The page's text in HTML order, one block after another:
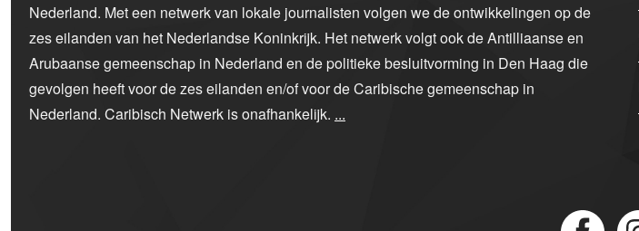
Nederland. Met een netwerk van lokale journalisten volgen we de ontwikkelingen op de
zes eilanden van het Nederlandse Koninkrijk. Het netwerk volgt ook de Antilliaanse en
Arubaanse gemeenschap in Nederland en de politieke besluitvorming in Den Haag die
gevolgen heeft voor de zes eilanden en/of voor de Caribische gemeenschap in
Nederland. Caribisch Netwerk is onafhankelijk. ...